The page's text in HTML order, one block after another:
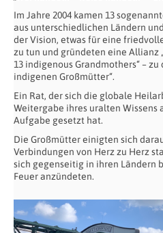
Im Jahre 2004 kamen 13
aus unterschiedlichen Ländern
der Vision, etwas für eine
zu tun und gründeten eine Allianz
13 indigenous Grandmothers“ – zu
indigenen Großmütter“.
Ein Rat, der sich die globale
Weitergabe ihres uralten Wissens
Aufgabe gesetzt hat.
Die Großmütter einigten sich
Verbindungen von Herz zu Herz
sich gegenseitig in ihren Ländern
Feuer anzündeten.